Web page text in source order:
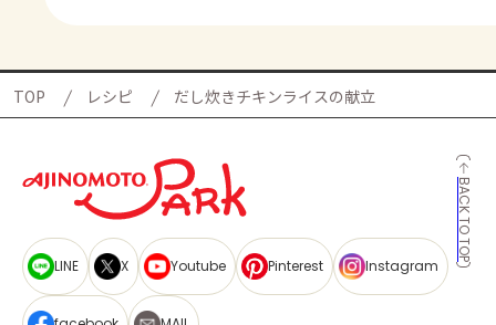
TOP レシピ だし炊きチキンライスの献立
BACK TO TOP
LINE X Youtube Pinterest Instagram